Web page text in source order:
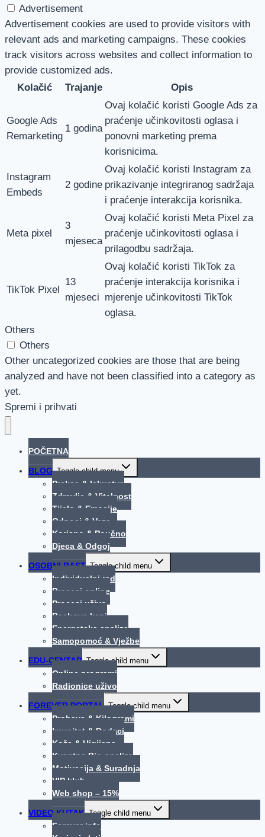
Advertisement
Advertisement cookies are used to provide visitors with
relevant ads and marketing campaigns. These cookies
track visitors across websites and collect information to
provide customized ads.
Kolačić
Trajanje Opis
Google Ads
Remarketing
1 godina
Ovaj kolačić koristi Google Ads za
praćenje učinkovitosti oglasa i
ponovni marketing prema
korisnicima.
Instagram
Embeds
2 godine
Ovaj kolačić koristi Instagram za
prikazivanje integriranog sadržaja
i praćenje interakcija korisnika.
Meta pixel
3
mjeseca
Ovaj kolačić koristi Meta Pixel za
praćenje učinkovitosti oglasa i
prilagodbu sadržaja.
TikTok Pixel
13
mjeseci
Ovaj kolačić koristi TikTok za
praćenje interakcija korisnika i
mjerenje učinkovitosti TikTok
oglasa.
Others
Others
Other uncategorized cookies are those that are being
analyzed and have not been classified into a category as
yet.
Spremi i prihvati
POČETNA
BLOG Toggle child menu
Praksa & Iskustva
Zdravlje & Vitalnost
Tijelo & Emocije
Odnosi & Veze
Korisno & Poučno
Djeca & Odgoj
OSOBNI RAST Toggle child menu
Individualni rad
Procesi online
Procesi uživo
Bachove kapi
Energetska analiza
Samopomoć & Vježbe
EDU-CENTAR Toggle child menu
Online programi
Radionice uživo
FOREVER PORTAL Toggle child menu
Probava & Kilogrami
Imunitet & Dodaci
Koža & Higijena
Kvantna Bio-analiza
Motivacija & Suradnja
VIP klub
Web shop – 15%
VIDEO KUTAK Toggle child menu
Forever info